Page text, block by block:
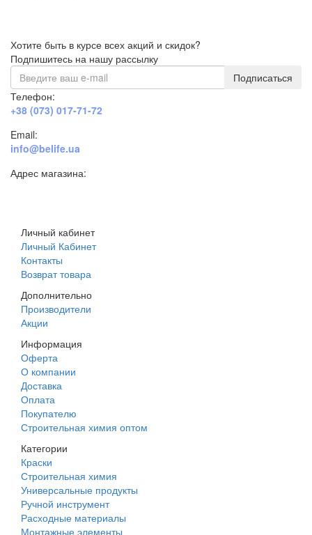
Хотите быть в курсе всех акций и скидок?
Подпишитесь на нашу рассылку
Подписаться
Телефон:
+38 (073) 017-71-72
Email:
info@belife.ua
Адрес магазина:
Личный кабинет
Личный Кабинет
Контакты
Возврат товара
Дополнительно
Производители
Акции
Информация
Оферта
О компании
Доставка
Оплата
Покупателю
Строительная химия оптом
Категории
Краски
Строительная химия
Универсальные продукты
Ручной инструмент
Расходные материалы
Монтажные элементы